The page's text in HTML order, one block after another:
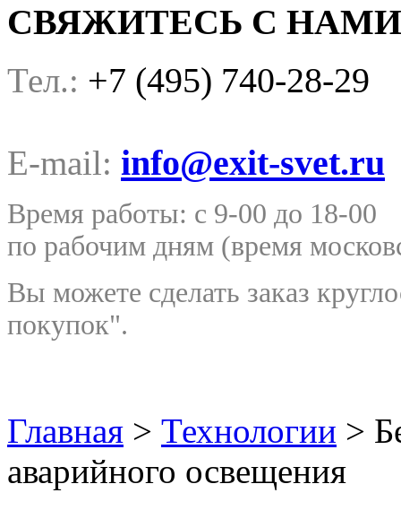
СВЯЖИТЕСЬ С НАМИ
Тел.: +7 (495) 740-28-29
E-mail: info@exit-svet.ru
Время работы: с 9-00 до 18-00
по рабочим дням (время
Вы можете сделать заказ
покупок".
Главная > Технологии >
аварийного освещения